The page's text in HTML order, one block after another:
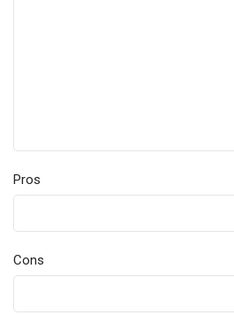
Pros
Cons